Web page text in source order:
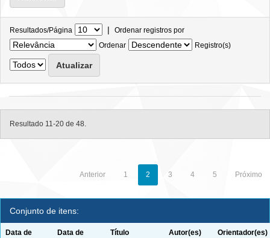
Resultados/Página | Ordenar registros por
Ordenar
Registro(s)
Resultado 11-20 de 48.
Anterior 1 2 3 4 5 Próximo
Conjunto de itens:
Data de
Data de
Título Autor(es) Orientador(es)